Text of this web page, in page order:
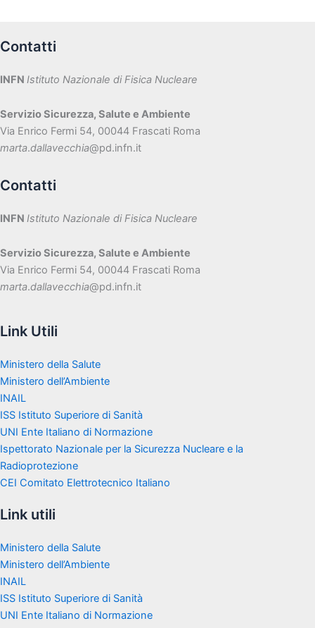
Contatti
INFN Istituto Nazionale di Fisica Nucleare
Servizio Sicurezza, Salute e Ambiente
Via Enrico Fermi 54, 00044 Frascati Roma
marta.dallavecchia@pd.infn.it
Contatti
INFN Istituto Nazionale di Fisica Nucleare
Servizio Sicurezza, Salute e Ambiente
Via Enrico Fermi 54, 00044 Frascati Roma
marta.dallavecchia@pd.infn.it
Link Utili
Ministero della Salute
Ministero dell’Ambiente
INAIL
ISS Istituto Superiore di Sanità
UNI Ente Italiano di Normazione
Ispettorato Nazionale per la Sicurezza Nucleare e la
Radioprotezione
CEI Comitato Elettrotecnico Italiano
Link utili
Ministero della Salute
Ministero dell’Ambiente
INAIL
ISS Istituto Superiore di Sanità
UNI Ente Italiano di Normazione